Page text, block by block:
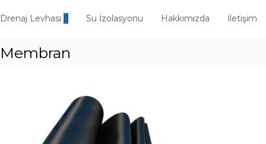
ü
t
Drenaj Levhası Su İzolasyonu Hakkımızda İletişim
Membran